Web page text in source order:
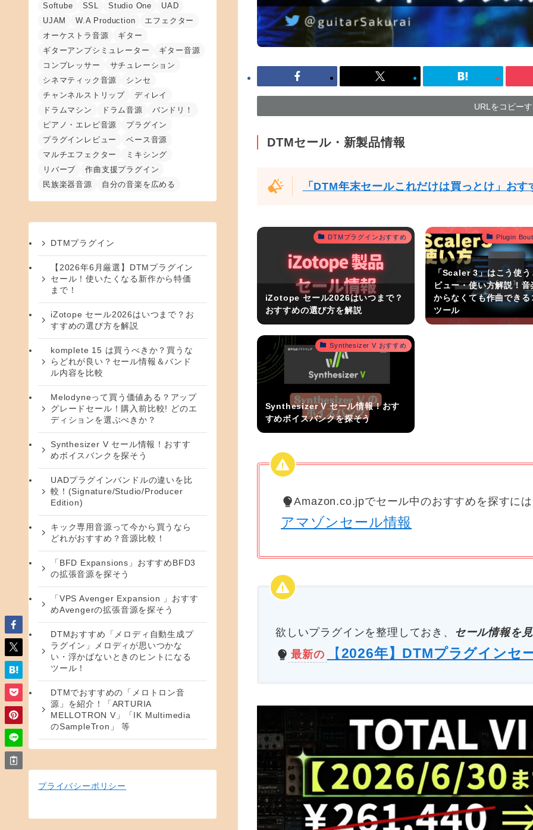
URLをコピー
DTMセール・新製品情報
「DTM年末セールこれだけは買っとけ」お
DTMプラグインおすすめ
iZotope セール2026はいつまで？
おすすめの選び方を解説
Plugin
「Scaler 3」はこう使
ビュー・使い方解説！
からなくても作曲できる
ツール
Synthesizer V おすすめ
Synthesizer V セール情報！おす
すめボイスバンクを探そう
Amazon.co.jpでセール中のおすすめを探すに
アマゾンセール情報
欲しいプラグインを整理しておき、
セール情報を
最新の
【 2026年】DTMプラグインセ
Softube
SSL Studio One
UAD
UJAM
W.A Production
エフェクター
オーケストラ音源
ギター
ギターアンプシミュレーター
ギター音源
コンプレッサー
サチュレーション
シネマティック音源
シンセ
チャンネルストリップ
ディレイ
ドラムマシン
ドラム音源
バンドリ！
ピアノ・エレピ音源
プラグイン
プラグインレビュー
ベース音源
マルチエフェクター
ミキシング
リバーブ
作曲支援プラグイン
民族楽器音源
自分の音楽を広める
DTMプラグイン
【2026年6月厳選】DTMプラグイン
セール！使いたくなる新作から特価
まで！
iZotope セール2026はいつまで？お
すすめの選び方を解説
komplete 15 は買うべきか？買うな
らどれが良い？セール情報＆バンド
ル内容を比較
Melodyneって買う価値ある？アップ
グレードセール！購入前比較! どのエ
ディションを選ぶべきか？
Synthesizer V セール情報！おすす
めボイスバンクを探そう
UADプラグインバンドルの違いを比
較！(Signature/Studio/Producer
Edition)
キック専用音源って今から買うなら
どれがおすすめ？音源比較！
「BFD Expansions」おすすめBFD3
の拡張音源を探そう
「VPS Avenger Expansion 」おすす
めAvengerの拡張音源を探そう
DTMおすすめ「メロディ自動生成プ
ラグイン」メロディが思いつかな
い・浮かばないときのヒントになる
ツール！
DTMでおすすめの「メロトロン音
源」を紹介！「ARTURIA
MELLOTRON V」「IK Multimedia
のSampleTron」 等
プライバシーポリシー